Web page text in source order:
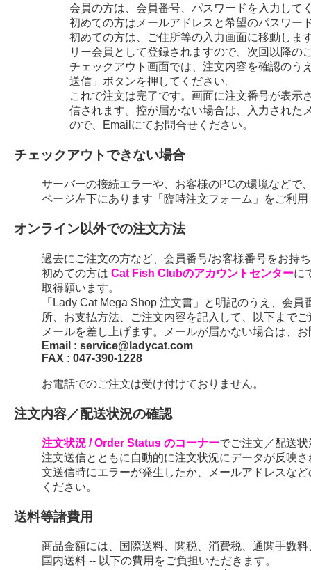
会員の方は、会員番号、パスワードを入力して
初めての方はメールアドレスと希望のパスワー
初めての方は、ご住所等の入力画面に移動しま
リー会員として登録されますので、次回以降の
チェックアウト画面では、注文内容を確認のう
送信」ボタンを押してください。
これで注文は完了です。画面に注文番号が表
信されます。控が届かない場合は、入力された
ので、Emailにてお問合せください。
チェックアウトできない場合
サーバーの接続エラーや、お客様のPCの環境などで
ページ左下にあります「臨時注文フォーム」をご利
オンライン以外での注文方法
過去にご注文の方など、会員番号/お客様番号をお持
初めての方は Cat Fish Clubのアカウントセンターに
取得願います。
「Lady Cat Mega Shop 注文書」と明記のうえ、会
所、お支払方法、ご注文内容を記入して、以下まで
メールを差し上げます。メールが届かない場合は、
Email : service@ladycat.com
FAX : 047-390-1228
お電話でのご注文は受け付けておりません。
注文内容／配送状況の確認
注文状況 / Order Status のコーナーでご注文／配送
注文送信とともに自動的に注文状況にデータが反映
文送信時にエラーが発生したか、メールアドレスな
ください。
送料等諸費用
商品金額には、国際送料、関税、消費税、通関手数
国内送料 -- 以下の費用をご負担いただきます。